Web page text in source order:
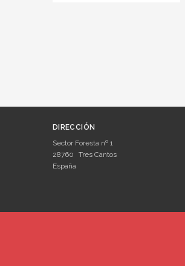
DIRECCIÓN
Sector Foresta nº 1
28760
Tres Cantos
España